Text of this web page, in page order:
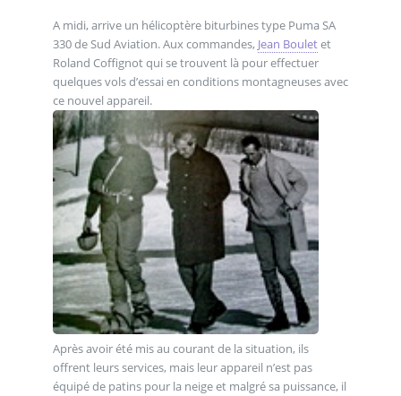
A midi, arrive un hélicoptère biturbines type Puma SA
330 de Sud Aviation. Aux commandes, Jean Bouletet
Roland Coffignot qui se trouvent là pour effectuer
quelques vols d’essai en conditions montagneuses avec
ce nouvel appareil.
Après avoir été mis au courant de la situation, ils
offrent leurs services, mais leur appareil n’est pas
équipé de patins pour la neige et malgré sa puissance, il